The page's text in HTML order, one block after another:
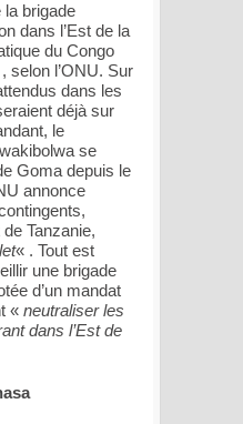
la brigade
dans l’Est de la
du Congo
selon l’ONU. Sur
dans les
déjà sur
le
se
Goma depuis le
annonce
Tanzanie,
« . Tout est
une brigade
d’un mandat
« neutraliser les
dans l’Est de